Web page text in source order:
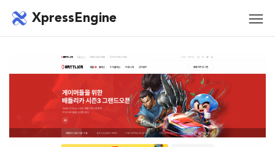
XpressEngine
모바